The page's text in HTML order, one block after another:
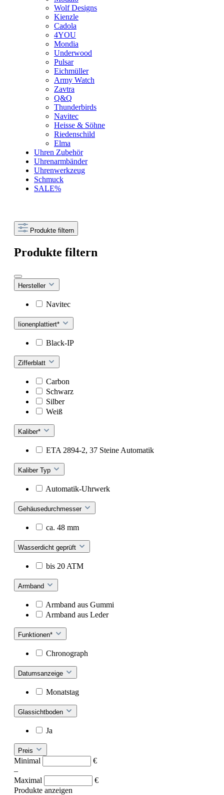
Wolf Designs
Kienzle
Cadola
4YOU
Mondia
Underwood
Pulsar
Eichmüller
Army Watch
Zavtra
Q&Q
Thunderbirds
Navitec
Heisse & Söhne
Riedenschild
Elma
Uhren Zubehör
Uhrenarmbänder
Uhrenwerkzeug
Schmuck
SALE%
Produkte filtern
Produkte filtern
Hersteller
Navitec
Iionenplattiert*
Black-IP
Zifferblatt
Carbon
Schwarz
Silber
Weiß
Kaliber*
ETA 2894-2, 37 Steine Automatik
Kaliber Typ
Automatik-Uhrwerk
Gehäusedurchmesser
ca. 48 mm
Wasserdicht geprüft
bis 20 ATM
Armband
Armband aus Gummi
Armband aus Leder
Funktionen*
Chronograph
Datumsanzeige
Monatstag
Glassichtboden
Ja
Preis
Minimal
€
–
Maximal
€
Produkte anzeigen